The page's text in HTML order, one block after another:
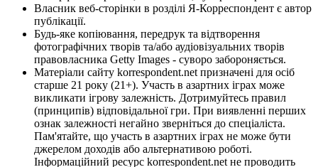
Власник веб-сторінки в розділі Я-Корреспондент є автор
публікації.
Будь-яке копіювання, передрук та відтворення
фотографічних творів та/або аудіовізуальних творів
правовласника Getty Images - суворо забороняється.
Матеріали сайту korrespondent.net призначені для осіб
старше 21 року (21+). Участь в азартних іграх може
викликати ігрову залежність. Дотримуйтесь правил
(принципів) відповідальної гри. При виявленні перших
ознак залежності негайно зверніться до спеціаліста.
Пам'ятайте, що участь в азартних іграх не може бути
джерелом доходів або альтернативою роботі.
Інформаційний ресурс korrespondent.net не проводить